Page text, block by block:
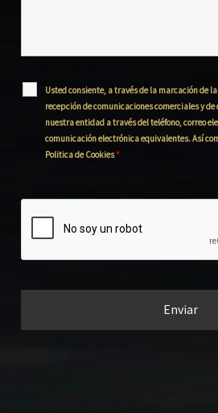
Usted consiente, a través de la marcación de
recepción de comunicaciones comerciales y
nuestra entidad a través del teléfono, correo
comunicación electrónica equivalentes. Así
Politica de Cookies*